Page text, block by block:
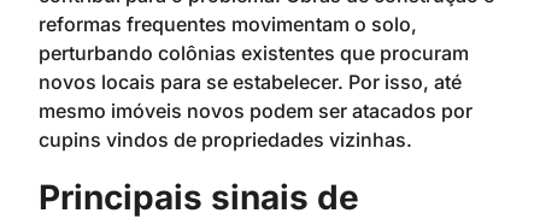
reformas frequentes movimentam o solo,
perturbando colônias existentes que procuram
novos locais para se estabelecer. Por isso, até
mesmo imóveis novos podem ser atacados por
cupins vindos de propriedades vizinhas.
Principais sinais de